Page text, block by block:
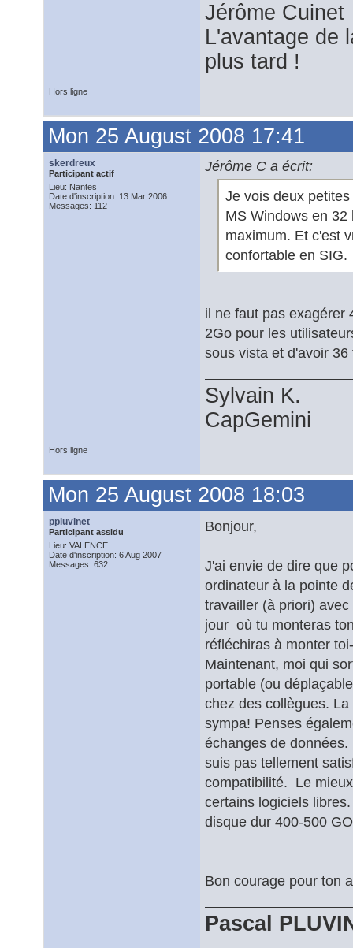
Jérôme Cuinet
L'avantage de
plus tard !
Hors ligne
Mon 25 August 2008 17:41
skerdreux
Participant actif
Lieu: Nantes
Date d'inscription: 13 Mar 2006
Messages: 112
Jérôme C a écrit:
Je vois deux
MS Windows en
maximum. Et c'est
confortable en SIG.
il ne faut pas exagérer
2Go pour les
sous vista et d'avoir
Sylvain K.
CapGemini
Hors ligne
Mon 25 August 2008 18:03
ppluvinet
Participant assidu
Lieu: VALENCE
Date d'inscription: 6 Aug 2007
Messages: 632
Bonjour,
J'ai envie de dire que
ordinateur à la pointe
travailler (à priori)
jour où tu monteras
réfléchiras à monter
Maintenant, moi qui
portable (ou
chez des collègues.
sympa! Penses
échanges de
suis pas tellement
compatibilité. Le
certains logiciels
disque dur 400-500
Bon courage pour ton
Pascal